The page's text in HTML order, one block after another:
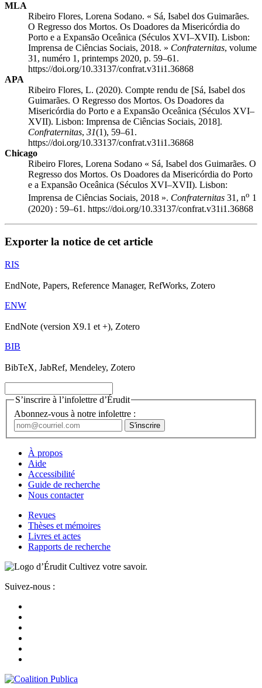
MLA
Ribeiro Flores, Lorena Sodano. « Sá, Isabel dos Guimarães.
O Regresso dos Mortos. Os Doadores da Misericórdia do
Porto e a Expansão Oceânica (Séculos XVI–XVII). Lisbon:
Imprensa de Ciências Sociais, 2018. » Confraternitas, volume
31, numéro 1, printemps 2020, p. 59–61.
https://doi.org/10.33137/confrat.v31i1.36868
APA
Ribeiro Flores, L. (2020). Compte rendu de [Sá, Isabel dos
Guimarães. O Regresso dos Mortos. Os Doadores da
Misericórdia do Porto e a Expansão Oceânica (Séculos XVI–
XVII). Lisbon: Imprensa de Ciências Sociais, 2018].
Confraternitas, 31(1), 59–61.
https://doi.org/10.33137/confrat.v31i1.36868
Chicago
Ribeiro Flores, Lorena Sodano « Sá, Isabel dos Guimarães. O
Regresso dos Mortos. Os Doadores da Misericórdia do Porto
e a Expansão Oceânica (Séculos XVI–XVII). Lisbon:
Imprensa de Ciências Sociais, 2018 ». Confraternitas 31, no 1
(2020) : 59–61. https://doi.org/10.33137/confrat.v31i1.36868
Exporter la notice de cet article
RIS
EndNote, Papers, Reference Manager, RefWorks, Zotero
ENW
EndNote (version X9.1 et +), Zotero
BIB
BibTeX, JabRef, Mendeley, Zotero
S’inscrire à l’infolettre d’Érudit
Abonnez-vous à notre infolettre :
À propos
Aide
Accessibilité
Guide de recherche
Nous contacter
Revues
Thèses et mémoires
Livres et actes
Rapports de recherche
Cultivez votre savoir.
Suivez-nous :